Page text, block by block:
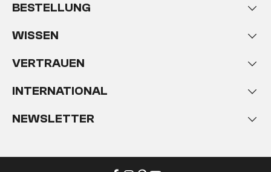
BESTELLUNG
WISSEN
VERTRAUEN
INTERNATIONAL
NEWSLETTER